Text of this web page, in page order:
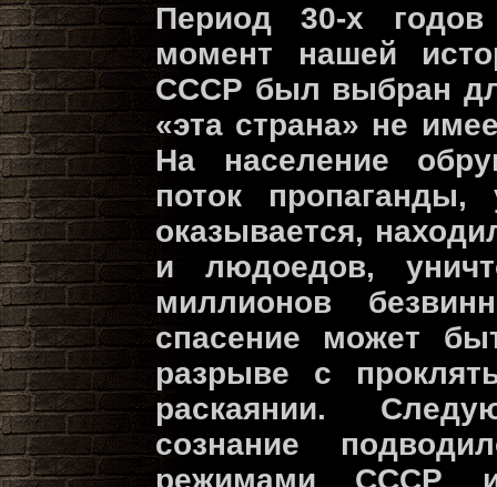
Период 30-х
момент нашей
СССР был выбран
«эта страна» не
На население
поток
оказывается,
и людоедов,
миллионов
спасение может
разрыве с
раскаянии.
сознание
режимами СССР и